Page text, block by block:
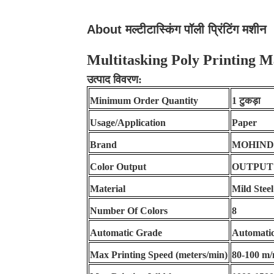
About मल्टीटास्किंग पॉली प्रिंटिंग मशीन
Multitasking Poly Printing
उत्पाद विवरण:
Minimum Order Quantity 1 टुकड़ा
Usage/Application Paper
Brand
Color Output
Material Mild Steel
Number Of Colors 8
Automatic Grade
Max Printing Speed (meters/min) 80-100